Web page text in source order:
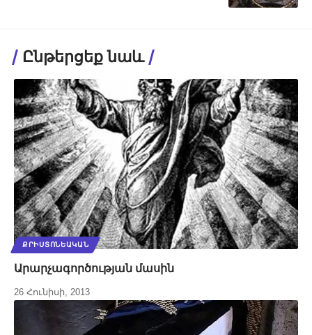
Ընթերցեք նաև
ՔՐԻՍՏՈՆԵԱԿԱՆ
Արարչագործության մասին
26 Հունիսի, 2013